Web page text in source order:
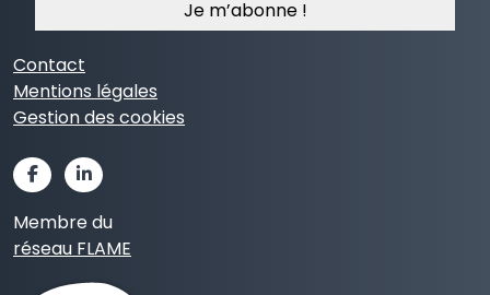
Contact
Mentions légales
Gestion des cookies
Membre du
réseau FLAME